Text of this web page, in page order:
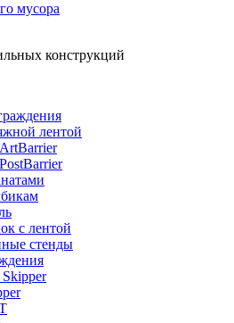
мусора
лентой
с лентой
стенды